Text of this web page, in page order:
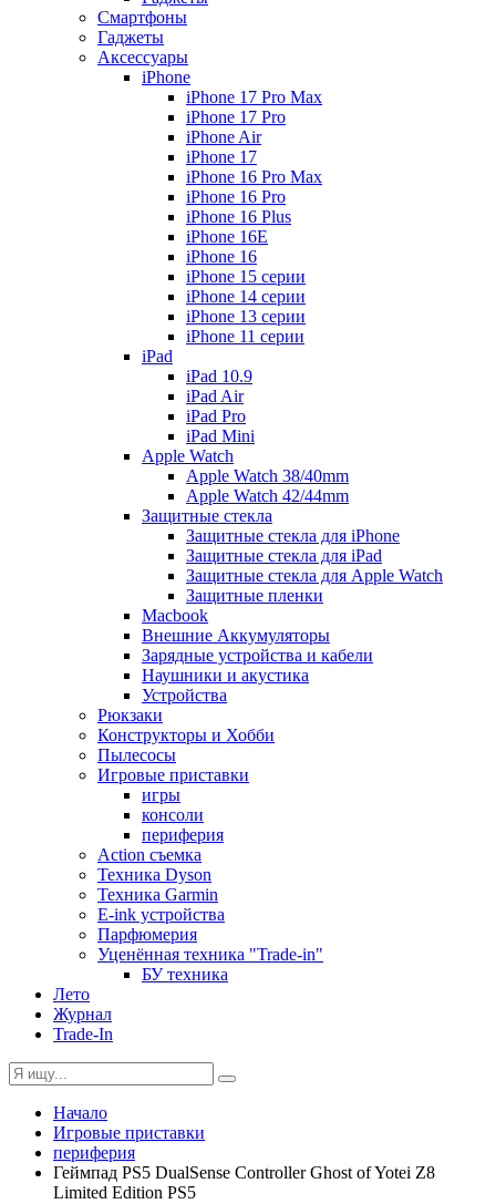
Смартфоны
Гаджеты
Аксессуары
iPhone
iPhone 17 Pro Max
iPhone 17 Pro
iPhone Air
iPhone 17
iPhone 16 Pro Max
iPhone 16 Pro
iPhone 16 Plus
iPhone 16E
iPhone 16
iPhone 15 серии
iPhone 14 серии
iPhone 13 серии
iPhone 11 серии
iPad
iPad 10.9
iPad Air
iPad Pro
iPad Mini
Apple Watch
Apple Watch 38/40mm
Apple Watch 42/44mm
Защитные стекла
Защитные стекла для iPhone
Защитные стекла для iPad
Защитные стекла для Apple Watch
Защитные пленки
Macbook
Внешние Аккумуляторы
Зарядные устройства и кабели
Наушники и акустика
Устройства
Рюкзаки
Конструкторы и Хобби
Пылесосы
Игровые приставки
игры
консоли
периферия
Action съемка
Техника Dyson
Техника Garmin
E-ink устройства
Парфюмерия
Уценённая техника "Trade-in"
БУ техника
Лето
Журнал
Trade-In
Начало
Игровые приставки
периферия
Геймпад PS5 DualSense Controller Ghost of Yotei Z8
Limited Edition PS5